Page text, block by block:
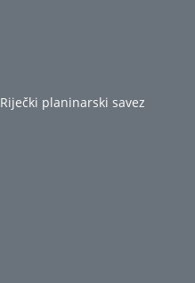
Riječki planinarski savez